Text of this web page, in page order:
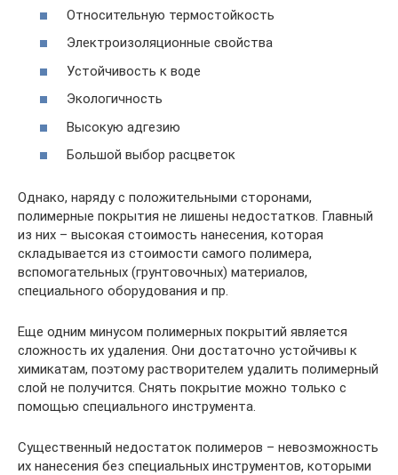
Относительную термостойкость
Электроизоляционные свойства
Устойчивость к воде
Экологичность
Высокую адгезию
Большой выбор расцветок
Однако, наряду с положительными сторонами,
полимерные покрытия не лишены недостатков. Главный
из них – высокая стоимость нанесения, которая
складывается из стоимости самого полимера,
вспомогательных (грунтовочных) материалов,
специального оборудования и пр.
Еще одним минусом полимерных покрытий является
сложность их удаления. Они достаточно устойчивы к
химикатам, поэтому растворителем удалить полимерный
слой не получится. Снять покрытие можно только с
помощью специального инструмента.
Существенный недостаток полимеров – невозможность
их нанесения без специальных инструментов, которыми